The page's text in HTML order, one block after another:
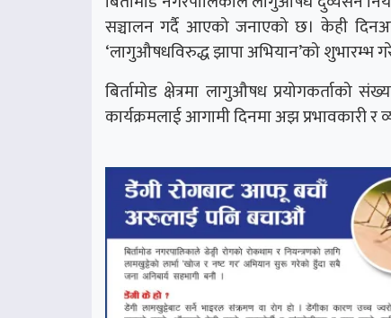
सञ्चालन गर्दै आएको जनाएको छ। केही
‘लागुऔषधविरुद्ध झापा अभियान’को शुभारम्भ
बिर्तामोड क्षेत्रमा लागुऔषध
कार्यक्रमलाई आगामी दिनमा अझ प्रभावकारी